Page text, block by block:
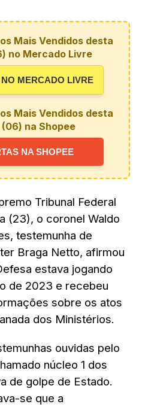
Mais Vendidos desta
no Mercado Livre
MERCADO LIVRE
Mais Vendidos desta
na Shopee
NA SHOPEE
Tribunal Federal
(23), o coronel Waldo
, testemunha de
Braga Netto, afirmou
estava jogando
de 2023 e recebeu
sobre os atos
dos Ministérios.
ouvidas pelo
núcleo 1 dos
de golpe de Estado.
se que a